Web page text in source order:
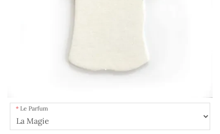
Le Parfum